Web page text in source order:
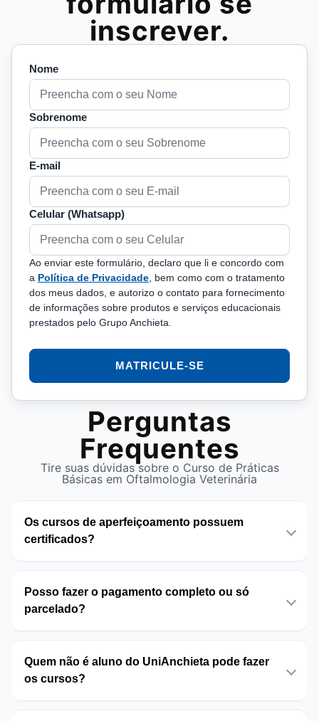
inscrever.
Nome
Sobrenome
E-mail
Celular (Whatsapp)
Ao enviar este formulário, declaro que li e concordo com
a Política de Privacidade , bem como com o tratamento
dos meus dados, e autorizo o contato para fornecimento
de informações sobre produtos e serviços educacionais
prestados pelo Grupo Anchieta.
MATRICULE-SE
Perguntas
Frequentes
Tire suas dúvidas sobre o Curso de Práticas
Básicas em Oftalmologia Veterinária
Os cursos de aperfeiçoamento possuem
certificados?
Posso fazer o pagamento completo ou só
parcelado?
Quem não é aluno do UniAnchieta pode fazer
os cursos?